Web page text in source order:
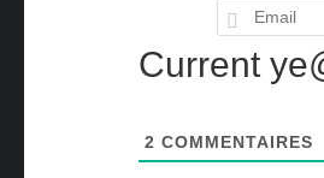
Current
2 COMMENTAIRES